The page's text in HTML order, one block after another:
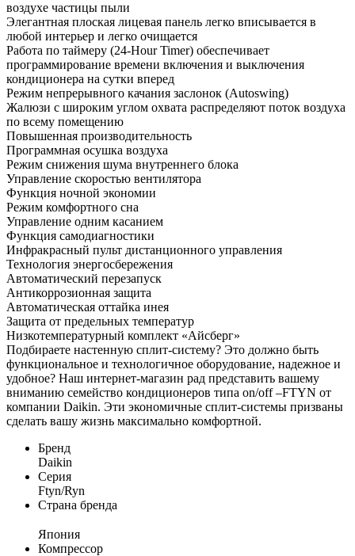
воздухе частицы пыли
Элегантная плоская лицевая панель легко вписывается в
любой интерьер и легко очищается
Работа по таймеру (24-Hour Timer) обеспечивает
программирование времени включения и выключения
кондиционера на сутки вперед
Режим непрерывного качания заслонок (Autoswing)
Жалюзи с широким углом охвата распределяют поток воздуха
по всему помещению
Повышенная производительность
Программная осушка воздуха
Режим снижения шума внутреннего блока
Управление скоростью вентилятора
Функция ночной экономии
Режим комфортного сна
Управление одним касанием
Функция самодиагностики
Инфракрасный пульт дистанционного управления
Технология энергосбережения
Автоматический перезапуск
Антикоррозионная защита
Автоматическая оттайка инея
Защита от предельных температур
Низкотемпературный комплект «Айсберг»
Подбираете настенную сплит-систему? Это должно быть
функциональное и технологичное оборудование, надежное и
удобное? Наш интернет-магазин рад представить вашему
вниманию семейство кондиционеров типа on/off –FTYN от
компании Daikin. Эти экономичные сплит-системы призваны
сделать вашу жизнь максимально комфортной.
Бренд
Daikin
Серия
Ftyn/Ryn
Страна бренда
Япония
Компрессор